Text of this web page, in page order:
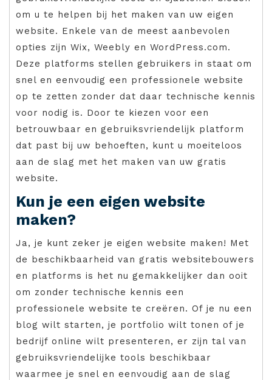
om u te helpen bij het maken van uw eigen
website. Enkele van de meest aanbevolen
opties zijn Wix, Weebly en WordPress.com.
Deze platforms stellen gebruikers in staat om
snel en eenvoudig een professionele website
op te zetten zonder dat daar technische kennis
voor nodig is. Door te kiezen voor een
betrouwbaar en gebruiksvriendelijk platform
dat past bij uw behoeften, kunt u moeiteloos
aan de slag met het maken van uw gratis
website.
Kun je een eigen website
maken?
Ja, je kunt zeker je eigen website maken! Met
de beschikbaarheid van gratis websitebouwers
en platforms is het nu gemakkelijker dan ooit
om zonder technische kennis een
professionele website te creëren. Of je nu een
blog wilt starten, je portfolio wilt tonen of je
bedrijf online wilt presenteren, er zijn tal van
gebruiksvriendelijke tools beschikbaar
waarmee je snel en eenvoudig aan de slag